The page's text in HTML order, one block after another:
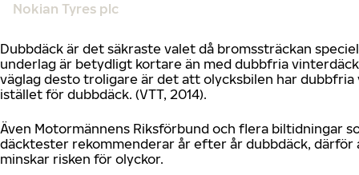
Nokian Tyres plc
Dubbdäck är det säkraste valet då bromssträckan
underlag är betydligt kortare än med dubbfria
väglag desto troligare är det att olycksbilen har
istället för dubbdäck. (VTT, 2014).
Även Motormännens Riksförbund och flera biltidningar
däcktester rekommenderar år efter år dubbdäck, därför
minskar risken för olyckor.